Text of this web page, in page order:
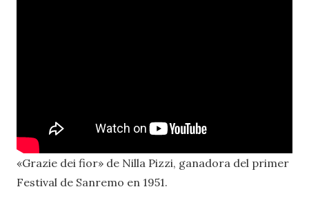
«Grazie dei fior» de Nilla Pizzi, ganadora del primer
Festival de Sanremo en 1951.